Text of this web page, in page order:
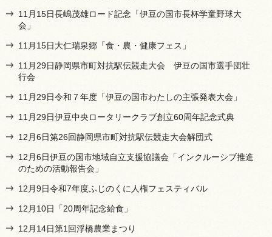
11月15日長嶋茂雄ロード記念「伊豆の国市長杯学童野球大
会」
11月15日大仁瑞泉郷「食・農・健康フェス」
11月29日静岡県市町対抗駅伝競走大会 伊豆の国市選手団壮
行会
11月29日令和７年度「伊豆の国市わたしの主張発表大会」
11月29日伊豆中央ロータリークラブ創立60周年記念式典
12月6日第26回静岡県市町対抗駅伝競走大会解団式
12月6日伊豆の国市地域自立支援協議会「インクルーシブ推進
のための活動報告会」
12月9日令和7年度ふじのくに人権フェスティバル
12月10日「20周年記念給食」
12月14日第1回浮橋農業まつり